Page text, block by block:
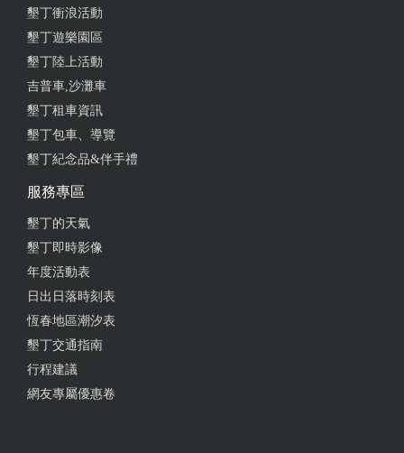
墾丁衝浪活動
墾丁遊樂園區
墾丁陸上活動
吉普車,沙灘車
墾丁租車資訊
墾丁包車、導覽
墾丁紀念品&伴手禮
服務專區
墾丁的天氣
墾丁即時影像
年度活動表
日出日落時刻表
恆春地區潮汐表
墾丁交通指南
行程建議
網友專屬優惠卷